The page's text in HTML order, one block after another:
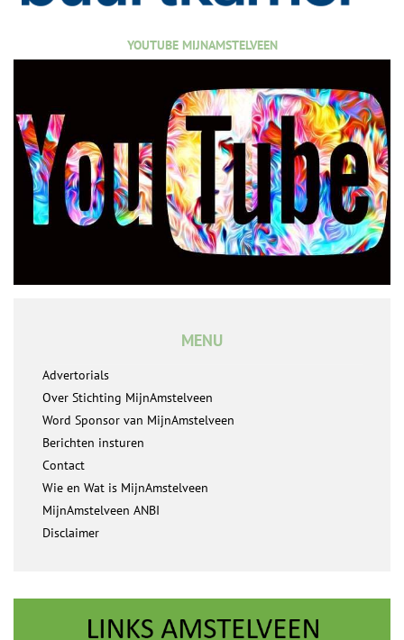
YOUTUBE MIJNAMSTELVEEN
MENU
Advertorials
Over Stichting MijnAmstelveen
Word Sponsor van MijnAmstelveen
Berichten insturen
Contact
Wie en Wat is MijnAmstelveen
MijnAmstelveen ANBI
Disclaimer